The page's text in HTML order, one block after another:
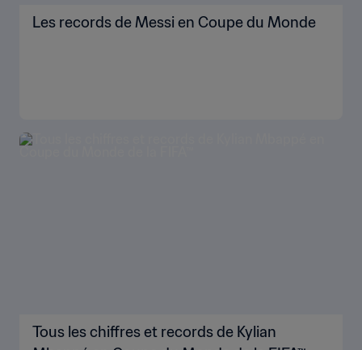
Les records de Messi en Coupe du Monde
Tous les chiffres et records de Kylian